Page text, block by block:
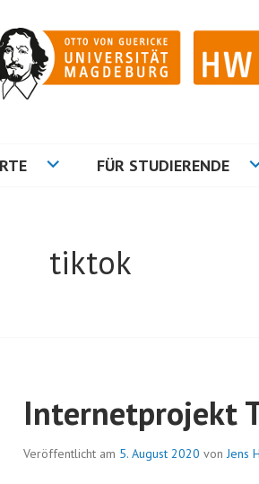
FÜR STUDIERENDE
tiktok
Internetprojekt
Veröffentlicht am 5. August 2020 vonJens